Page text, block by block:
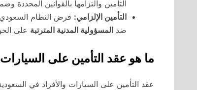
التأمين والتزامها بالقوانين المحددة
التأمين الإلزامي: فرض النظام السعودي
ضد المسؤولية المدنية المترتبة على
ما هو عقد التأمين على
عقد التأمين على السيارات والأفراد في